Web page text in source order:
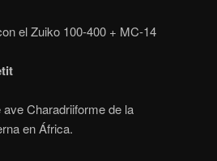
el Zuiko 100-400 + MC-14
Charadriiforme de la
en África.